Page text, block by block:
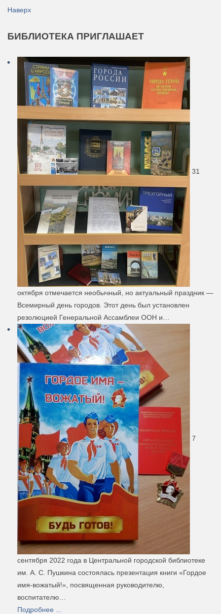
Наверх
БИБЛИОТЕКА ПРИГЛАШАЕТ
31
октября отмечается необычный, но актуальный праздник —
Всемирный день городов. Этот день был установлен
резолюцией Генеральной Ассамблеи ООН и…
7
сентября 2022 года в Центральной городской библиотеке
им. А. С. Пушкина состоялась презентация книги «Гордое
имя-вожатый!», посвященная руководителю,
воспитателю…
Подробнее ...